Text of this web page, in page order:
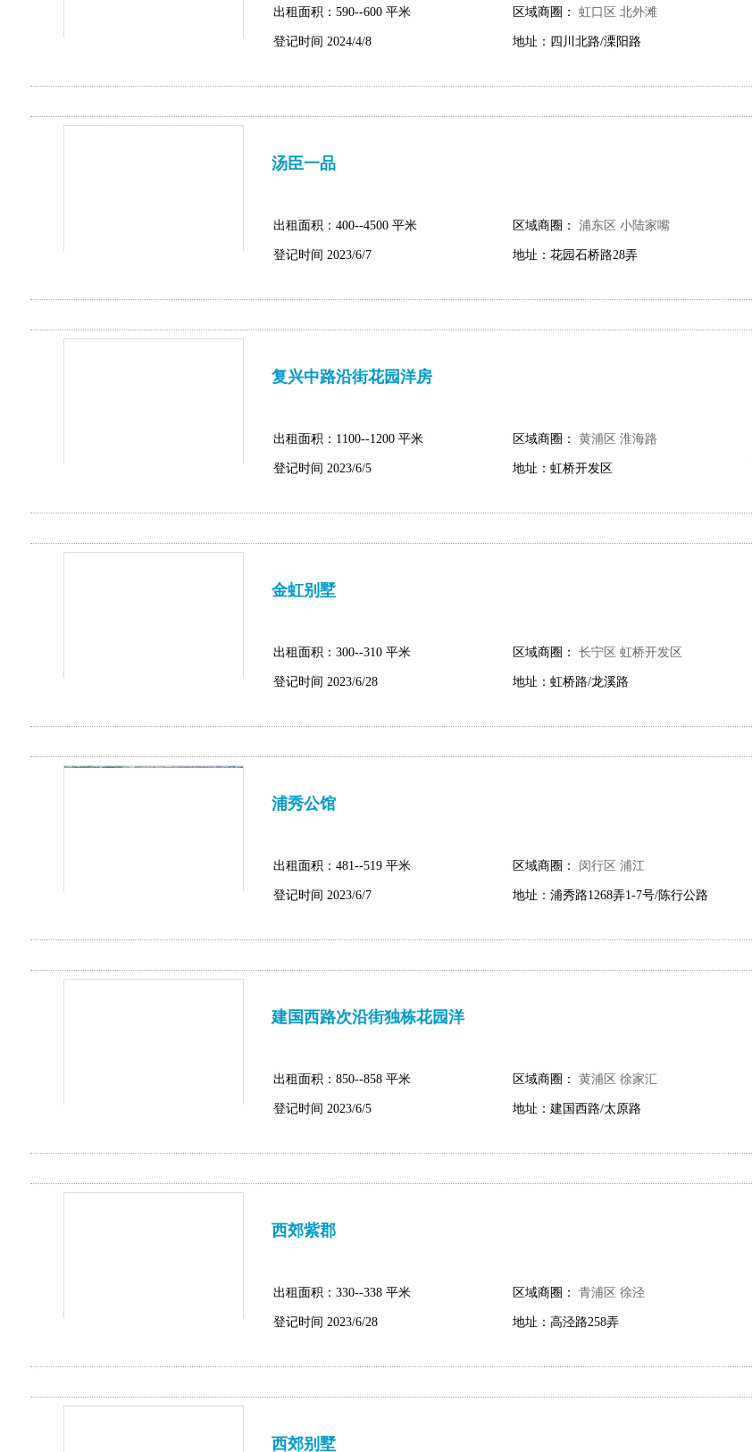
出租面积：590--600 平米 区域商圈： 虹口区 北外滩
登记时间 2024/4/8 地址：四川北路/溧阳路
汤臣一品
出租面积：400--4500 平米 区域商圈： 浦东区 小陆家嘴
登记时间 2023/6/7 地址：花园石桥路28弄
复兴中路沿街花园洋房
出租面积：1100--1200 平米 区域商圈： 黄浦区 淮海路
登记时间 2023/6/5 地址：虹桥开发区
金虹别墅
出租面积：300--310 平米 区域商圈： 长宁区 虹桥开发区
登记时间 2023/6/28 地址：虹桥路/龙溪路
浦秀公馆
出租面积：481--519 平米 区域商圈： 闵行区 浦江
登记时间 2023/6/7 地址：浦秀路1268弄1-7号/陈行公路
建国西路次沿街独栋花园洋
出租面积：850--858 平米 区域商圈： 黄浦区 徐家汇
登记时间 2023/6/5 地址：建国西路/太原路
西郊紫郡
出租面积：330--338 平米 区域商圈： 青浦区 徐泾
登记时间 2023/6/28 地址：高泾路258弄
西郊别墅